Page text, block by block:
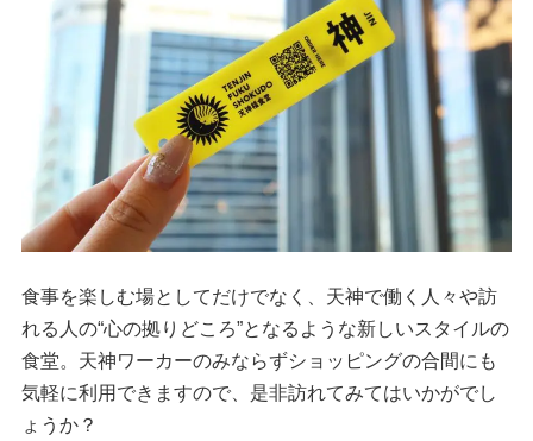
食事を楽しむ場としてだけでなく、天神で働く人々や訪
れる人の“心の拠りどころ”となるような新しいスタイルの
食堂。天神ワーカーのみならずショッピングの合間にも
気軽に利用できますので、是非訪れてみてはいかがでし
ょうか？